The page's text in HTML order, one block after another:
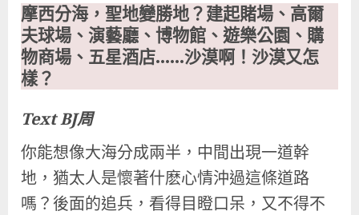
摩西分海，聖地變勝地？建起賭場、高爾
夫球場、演藝廳、博物館、遊樂公園、購
物商場、五星酒店……沙漠啊！沙漠又怎
樣？
Text BJ周
你能想像大海分成兩半，中間出現一道幹
地，猶太人是懷著什麽心情沖過這條道路
嗎？後面的追兵，看得目瞪口呆，又不得不